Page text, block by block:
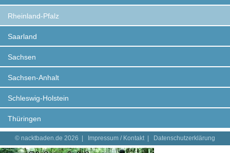
Rheinland-Pfalz
Saarland
Sachsen
Sachsen-Anhalt
Schleswig-Holstein
Thüringen
© nacktbaden.de 2026 | Impressum / Kontakt| Datenschutzerklärung